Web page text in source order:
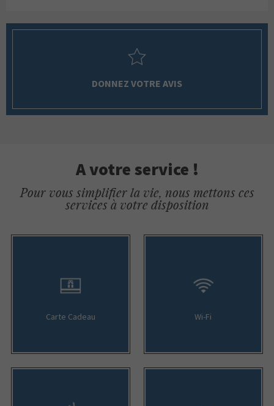
DONNEZ VOTRE AVIS
A votre service !
Pour vous simplifier la vie, nous mettons ces
services à votre disposition
Carte Cadeau Wi-Fi